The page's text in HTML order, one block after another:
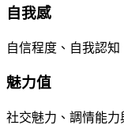
自我感
自信程度、自我認
魅力值
社交魅力、調情能力